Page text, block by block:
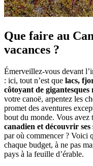
Que faire au
vacances ?
Émerveillez-vous devant
: ici, tout n’est que lacs,
côtoyant de
votre canoë, arpentez les
promet des aventures
bout du monde. Vous
canadien et découvrir
par où commencer ? Voici
chaque budget, à ne pas
pays à la feuille d’érable.